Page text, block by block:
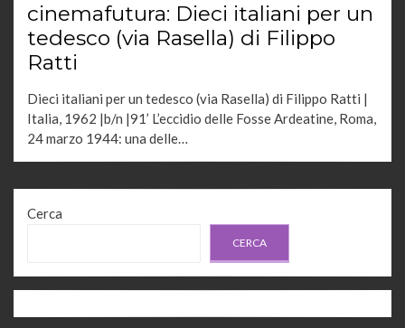
cinemafutura: Dieci italiani per un
tedesco (via Rasella) di Filippo
Ratti
Dieci italiani per un tedesco (via Rasella) di Filippo Ratti |
Italia, 1962 |b/n |91’ L’eccidio delle Fosse Ardeatine, Roma,
24 marzo 1944: una delle…
Cerca
CERCA